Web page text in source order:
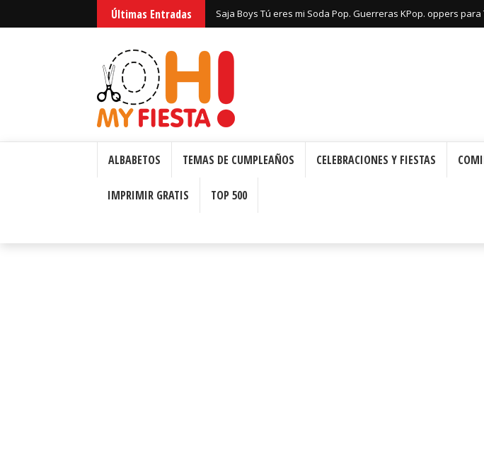
Últimas Entradas Huntrix Guerreras Kpop: Cajas con Forma de Corona para
ALBABETOS TEMAS DE CUMPLEAÑOS CELEBRACIONES Y FIESTAS
IMPRIMIR GRATIS TOP 500